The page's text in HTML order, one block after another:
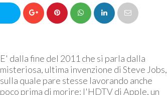
E' dalla fine del 2011 che si parla dalla
misteriosa, ultima invenzione di Steve Jobs,
sulla quale pare stesse lavorando anche
poco prima di morire: l'HDTV di Apple, un